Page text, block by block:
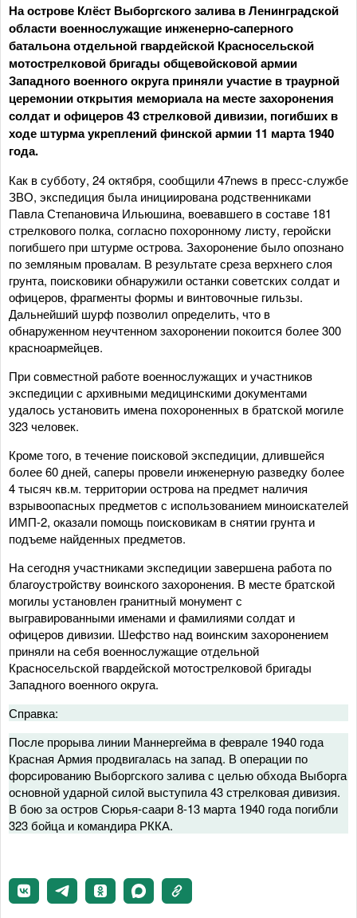
На острове Клёст Выборгского залива в Ленинградской
области военнослужащие инженерно-саперного
батальона отдельной гвардейской Красносельской
мотострелковой бригады общевойсковой армии
Западного военного округа приняли участие в траурной
церемонии открытия мемориала на месте захоронения
солдат и офицеров 43 стрелковой дивизии, погибших в
ходе штурма укреплений финской армии 11 марта 1940
года.
Как в субботу, 24 октября, сообщили 47news в пресс-службе
ЗВО, экспедиция была инициирована родственниками
Павла Степановича Ильюшина, воевавшего в составе 181
стрелкового полка, согласно похоронному листу, геройски
погибшего при штурме острова. Захоронение было опознано
по земляным провалам. В результате среза верхнего слоя
грунта, поисковики обнаружили останки советских солдат и
офицеров, фрагменты формы и винтовочные гильзы.
Дальнейший шурф позволил определить, что в
обнаруженном неучтенном захоронении покоится более 300
красноармейцев.
При совместной работе военнослужащих и участников
экспедиции с архивными медицинскими документами
удалось установить имена похороненных в братской могиле
323 человек.
Кроме того, в течение поисковой экспедиции, длившейся
более 60 дней, саперы провели инженерную разведку более
4 тысяч кв.м. территории острова на предмет наличия
взрывоопасных предметов с использованием миноискателей
ИМП-2, оказали помощь поисковикам в снятии грунта и
подъеме найденных предметов.
На сегодня участниками экспедиции завершена работа по
благоустройству воинского захоронения. В месте братской
могилы установлен гранитный монумент с
выгравированными именами и фамилиями солдат и
офицеров дивизии. Шефство над воинским захоронением
приняли на себя военнослужащие отдельной
Красносельской гвардейской мотострелковой бригады
Западного военного округа.
Справка:
После прорыва линии Маннергейма в феврале 1940 года
Красная Армия продвигалась на запад. В операции по
форсированию Выборгского залива с целью обхода Выборга
основной ударной силой выступила 43 стрелковая дивизия.
В бою за остров Сюрья-саари 8-13 марта 1940 года погибли
323 бойца и командира РККА.